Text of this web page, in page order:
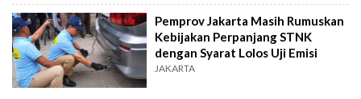
Pemprov Jakarta Masih Rumuskan
Kebijakan Perpanjang STNK
dengan Syarat Lolos Uji Emisi
JAKARTA